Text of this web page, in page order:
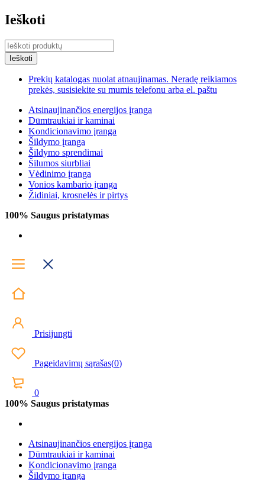
Ieškoti
Prekių katalogas nuolat atnaujinamas. Neradę reikiamos
prekės, susisiekite su mumis telefonu arba el. paštu
Atsinaujinančios energijos įranga
Dūmtraukiai ir kaminai
Kondicionavimo įranga
Šildymo įranga
Šildymo sprendimai
Šilumos siurbliai
Vėdinimo įranga
Vonios kambario įranga
Židiniai, krosnelės ir pirtys
100% Saugus pristatymas
Prisijungti
Pageidavimų sąrašas(0)
0
100% Saugus pristatymas
Atsinaujinančios energijos įranga
Dūmtraukiai ir kaminai
Kondicionavimo įranga
Šildymo įranga